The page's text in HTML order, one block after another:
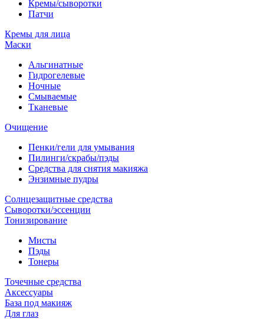
Кремы/сыворотки
Патчи
Кремы для лица
Маски
Альгинатные
Гидрогелевые
Ночные
Смываемые
Тканевые
Очищение
Пенки/гели для умывания
Пилинги/скрабы/пэды
Средства для снятия макияжа
Энзимные пудры
Солнцезащитные средства
Сыворотки/эссенции
Тонизирование
Мисты
Пэды
Тонеры
Точечные средства
Аксессуары
База под макияж
Для глаз